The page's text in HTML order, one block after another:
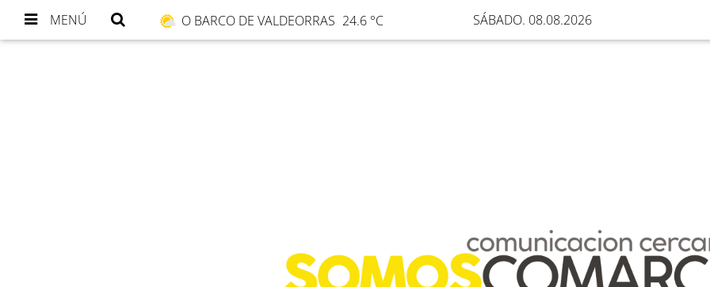
MENÚ O BARCO DE VALDEORRAS 24.6 °C SÁBADO. 08.08.2026